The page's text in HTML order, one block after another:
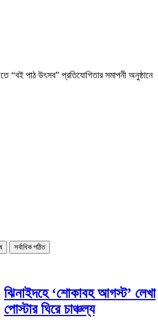
“বই পাঠ উৎসব” প্রতিযোগিতার সমাপনী অনুষ্ঠানে
সর্বাধিক পঠিত
ঝিনাইদহে ‘শোকাবহ আগস্ট’ লেখা
পোস্টার ঘিরে চাঞ্চল্য